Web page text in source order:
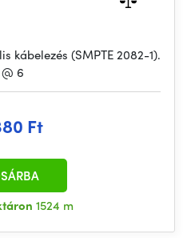
kábelezés (SMPTE 2082-1).
6
Ft
1524 m